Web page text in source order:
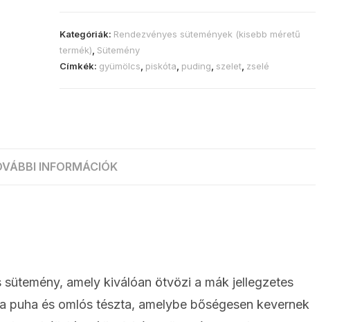
Kategóriák: Rendezvényes sütemények (kisebb méretű
termék) Sütemény
Címkék: gyümölcs piskóta puding szelet zselé
INFORMÁCIÓK
amely kiválóan ötvözi a mák jellegzetes
és omlós tészta, amelybe bőségesen kevernek